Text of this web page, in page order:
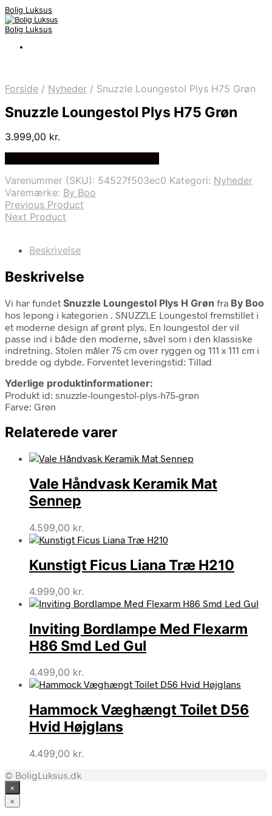
Bolig Luksus
Bolig Luksus
Forside / Nyheder / Snuzzle Loungestol Plys H75 Grøn
Snuzzle Loungestol Plys H75 Grøn
3.999,00 kr.
Varenummer (SKU): 54527f503ec0 Kategori: Nyheder
Varemærke: By Boo
Previous Product
Next Product
Beskrivelse
Beskrivelse
Vi har fundet Snuzzle Loungestol Plys H Grøn fra By Boo
hos lepong i kategorien . SNUZZLE Loungestol fremstillet i
et moderne design af grønt plys. En loungestol der vil
passe ind i både den moderne, såvel som i den klassiske
indretning. Stolen måler 75 cm over ryggen og 111 x 111 cm i
bredde og dybde. Forventet leveringstid: Tillad
Yderlige produktinformationer:
Produkt id: snuzzle-loungestol-plys-h75-grøn
Farve: Grøn
Relaterede varer
Vale Håndvask Keramik Mat
Sennep
4.599,00 kr.
Kunstigt Ficus Liana Træ H210
4.999,00 kr.
Inviting Bordlampe Med Flexarm
H86 Smd Led Gul
4.499,00 kr.
Hammock Væghængt Toilet D56
Hvid Højglans
4.499,00 kr.
© BoligLuksus.dk
×
×